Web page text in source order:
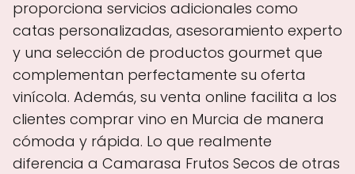
proporciona servicios adicionales como
catas personalizadas, asesoramiento experto
y una selección de productos gourmet que
complementan perfectamente su oferta
vinícola. Además, su venta online facilita a los
clientes comprar vino en Murcia de manera
cómoda y rápida. Lo que realmente
diferencia a Camarasa Frutos Secos de otras